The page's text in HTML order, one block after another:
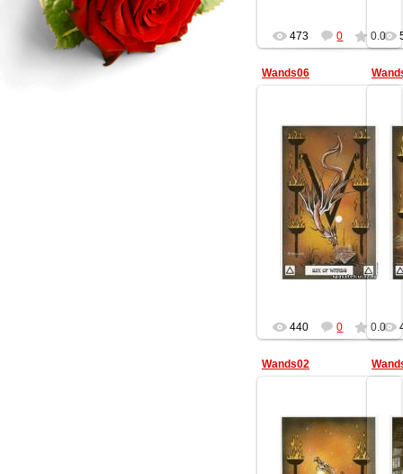
473 0 0.0
Wands06
13.02.2013
Геката
440 0 0.0
Wands02